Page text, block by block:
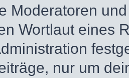
Moderatoren
Wortlaut eines
nur um